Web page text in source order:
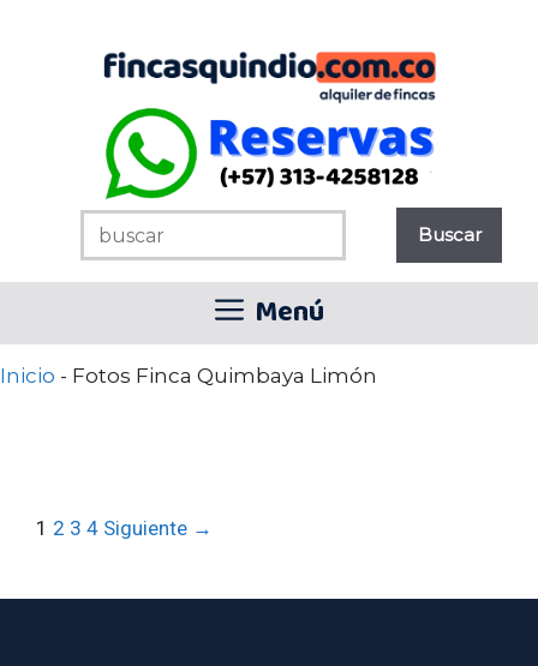
Menú
Inicio - Fotos Finca Quimbaya Limón
1 2 3 4 Siguiente →